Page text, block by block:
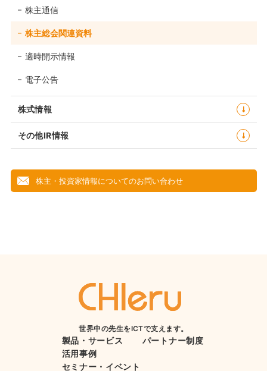
株主通信
株主総会関連資料
適時開示情報
電子公告
株式情報
その他IR情報
株主・投資家情報についてのお問い合わせ
世界中の先生をICTで支えます。
製品・サービス
活用事例
セミナー・イベント
パートナー制度